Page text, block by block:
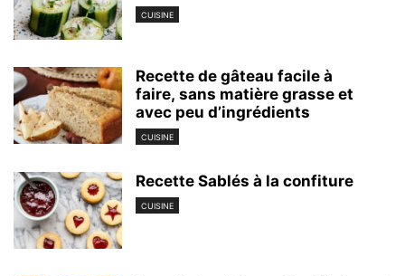
CUISINE
Recette de gâteau facile à
faire, sans matière grasse et
avec peu d’ingrédients
CUISINE
Recette Sablés à la confiture
CUISINE